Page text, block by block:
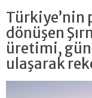
Türkiye’nin
dönüşen
üretimi,
ulaşarak